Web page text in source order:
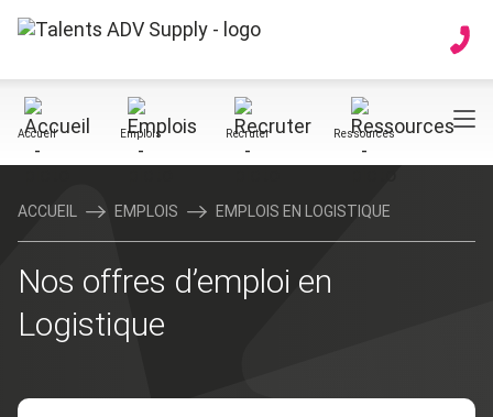
Accueil Emplois Recruter Ressources
ACCUEIL EMPLOIS EMPLOIS EN LOGISTIQUE
Nos offres d’emploi en
Logistique